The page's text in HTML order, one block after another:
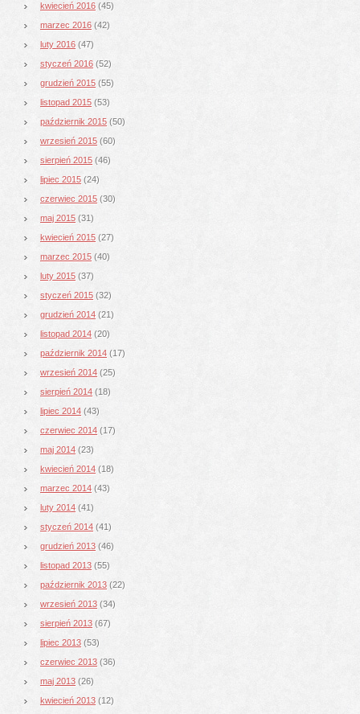
kwiecień 2016 (45)
marzec 2016 (42)
luty 2016 (47)
styczeń 2016 (52)
grudzień 2015 (55)
listopad 2015 (53)
październik 2015 (50)
wrzesień 2015 (60)
sierpień 2015 (46)
lipiec 2015 (24)
czerwiec 2015 (30)
maj 2015 (31)
kwiecień 2015 (27)
marzec 2015 (40)
luty 2015 (37)
styczeń 2015 (32)
grudzień 2014 (21)
listopad 2014 (20)
październik 2014 (17)
wrzesień 2014 (25)
sierpień 2014 (18)
lipiec 2014 (43)
czerwiec 2014 (17)
maj 2014 (23)
kwiecień 2014 (18)
marzec 2014 (43)
luty 2014 (41)
styczeń 2014 (41)
grudzień 2013 (46)
listopad 2013 (55)
październik 2013 (22)
wrzesień 2013 (34)
sierpień 2013 (67)
lipiec 2013 (53)
czerwiec 2013 (36)
maj 2013 (26)
kwiecień 2013 (12)